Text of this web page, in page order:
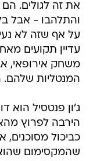
את זה לגולים. הם
והתלהבו - אבל
על אף שזה לא
עדיין תקועים
משחק אירופאי,
המנטליות שלהם.
ג'ון פנטסיל הוא
הירבה לפרוץ
כביכול מסוכנים,
שהמקסימום